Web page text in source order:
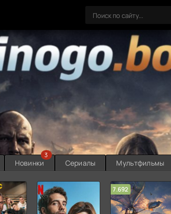
Новинки
3
Сериалы Мультфильмы
7.692